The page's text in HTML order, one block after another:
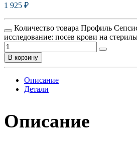
1 925 ₽
Количество товара Профиль
исследование: посев крови на
В корзину
Описание
Детали
Описание